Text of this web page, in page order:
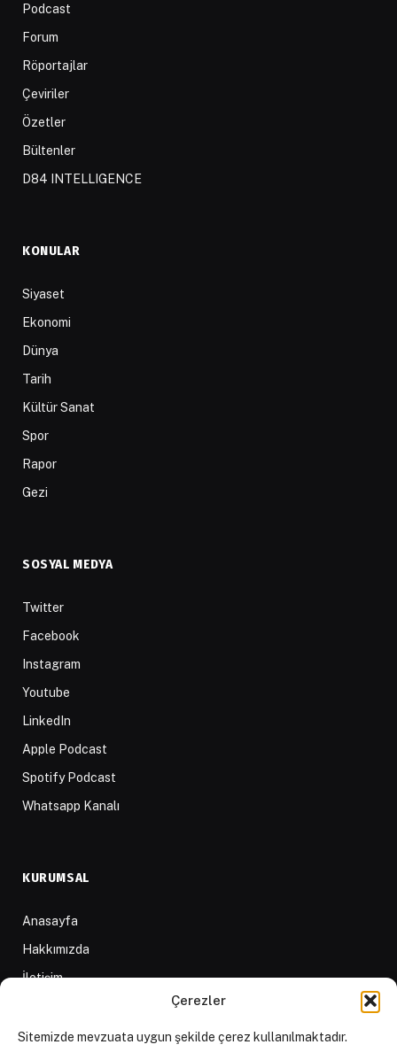
Çerezler
Sitemizde mevzuata uygun şekilde çerez kullanılmaktadır.
Podcast
Forum
Röportajlar
Çeviriler
Özetler
Bültenler
D84 INTELLIGENCE
KONULAR
Siyaset
Ekonomi
Dünya
Tarih
Kültür Sanat
Spor
Rapor
Gezi
SOSYAL MEDYA
Twitter
Facebook
Instagram
Youtube
LinkedIn
Apple Podcast
Spotify Podcast
Whatsapp Kanalı
KURUMSAL
Anasayfa
Hakkımızda
İletişim
D84 Yayınları